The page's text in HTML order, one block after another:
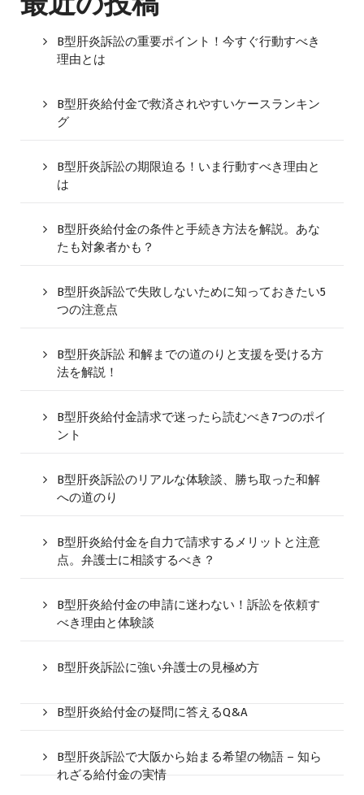
B型肝炎訴訟の重要ポイント！今すぐ行動すべき
理由とは
B型肝炎給付金で救済されやすいケースランキン
グ
B型肝炎訴訟の期限迫る！いま行動すべき理由と
は
B型肝炎給付金の条件と手続き方法を解説。あな
たも対象者かも？
B型肝炎訴訟で失敗しないために知っておきたい5
つの注意点
B型肝炎訴訟 和解までの道のりと支援を受ける方
法を解説！
B型肝炎給付金請求で迷ったら読むべき7つのポイ
ント
B型肝炎訴訟のリアルな体験談、勝ち取った和解
への道のり
B型肝炎給付金を自力で請求するメリットと注意
点。弁護士に相談するべき？
B型肝炎給付金の申請に迷わない！訴訟を依頼す
べき理由と体験談
B型肝炎訴訟に強い弁護士の見極め方
B型肝炎給付金の疑問に答えるQ&A
B型肝炎訴訟で大阪から始まる希望の物語 – 知ら
れざる給付金の実情